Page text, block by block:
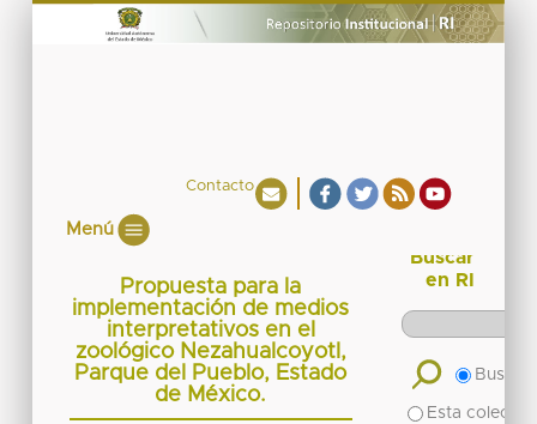
Contacto
Menú
Propuesta para la
implementación de medios
interpretativos en el
zoológico Nezahualcoyotl,
Parque del Pueblo, Estado
de México.
Buscar
en RI
Buscar
Esta